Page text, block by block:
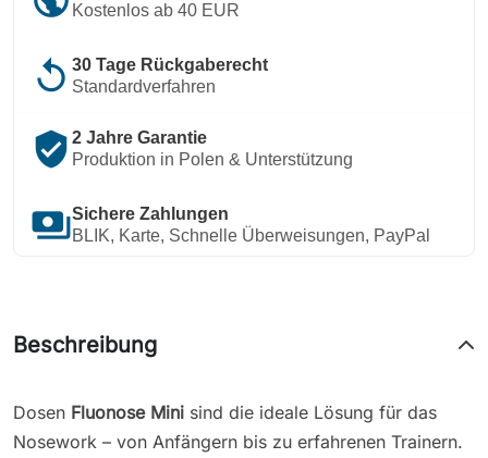
Kostenlos ab 40 EUR
replay 30 Tage Rückgaberecht
Standardverfahren
verified_user 2 Jahre Garantie
Produktion in Polen & Unterstützung
paymentsSichere Zahlungen
BLIK, Karte, Schnelle Überweisungen, PayPal
Beschreibung
Dosen Fluonose Mini sind die ideale Lösung für das
Nosework – von Anfängern bis zu erfahrenen Trainern.